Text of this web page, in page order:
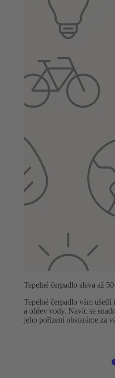
Tepelné čerpadlo sleva až
Tepelné čerpadlo vám
a ohřev vody. Navíc se
jeho pořízení obstaráme za